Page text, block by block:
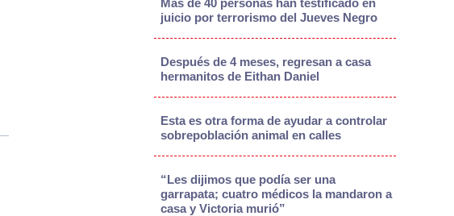
juicio por terrorismo del Jueves Negro
Después de 4 meses, regresan a casa
hermanitos de Eithan Daniel
Esta es otra forma de ayudar a controlar
sobrepoblación animal en calles
“Les dijimos que podía ser una
garrapata; cuatro médicos la mandaron a
casa y Victoria murió”